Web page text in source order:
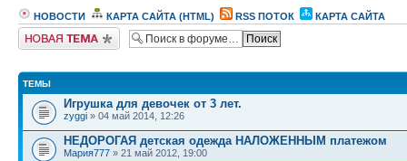
НОВОСТИ КАРТА САЙТА (HTML) RSS ПОТОК
КАРТА САЙТА
Новая тема
ТЕМЫ
Игрушка для девочек от 3 лет.
zyggi » 04 май 2014, 12:26
НЕДОРОГАЯ детская одежда НАЛОЖЕННЫМ платежом
Мария777 » 21 май 2012, 19:00